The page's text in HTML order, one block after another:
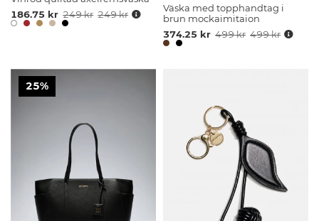
186.75 kr 249 kr 249 kr
Väska med topphandtag i
brun mockaimitaion
374.25 kr 499 kr 499 kr
25%